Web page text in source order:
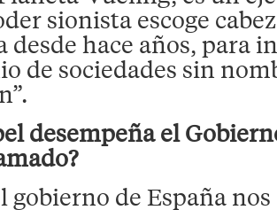
sionista escoge
desde hace años, para
de sociedades sin
desempeña el
gobierno de España